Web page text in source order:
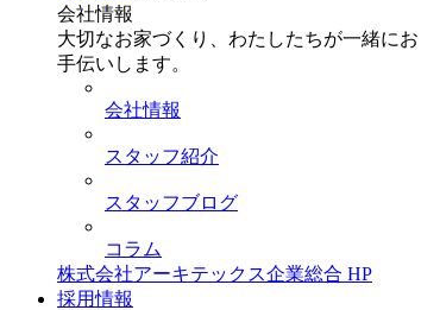
会社情報
大切なお家づくり、わたしたちが一緒にお
手伝いします。
会社情報
スタッフ紹介
スタッフブログ
コラム
株式会社アーキテックス企業総合 HP
採用情報